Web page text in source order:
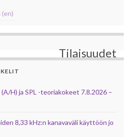
Tilaisuudet
H) ja SPL -teoriakokeet 7.8.2026 –
8,33 kHz:n kanavaväli käyttöön jo